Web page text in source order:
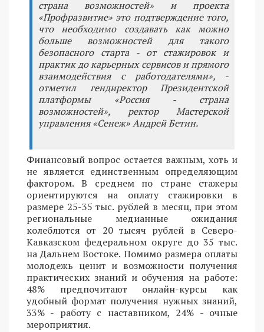
страна возможностей» и проекта
«Профразвитие» это подтверждение того,
что необходимо создавать как можно
больше возможностей для такого
безопасного старта - от стажировок и
практик до карьерных сервисов и прямого
взаимодействия с работодателями», -
отметил гендиректор Президентской
платформы «Россия - страна
возможностей», ректор Мастерской
управления «Сенеж» Андрей Бетин.
Финансовый вопрос остается важным, хоть и
не является единственным определяющим
фактором. В среднем по стране стажеры
ориентируются на оплату стажировки в
размере 25-35 тыс. рублей в месяц, при этом
региональные медианные ожидания
колеблются от 20 тысяч рублей в Северо-
Кавказском федеральном округе до 35 тыс.
на Дальнем Востоке. Помимо размера оплаты
молодежь ценит и возможности получения
практических знаний и обучения на работе:
48% предпочитают онлайн-курсы как
удобный формат получения нужных знаний,
33% - работу с наставником, 24% - очные
мероприятия.